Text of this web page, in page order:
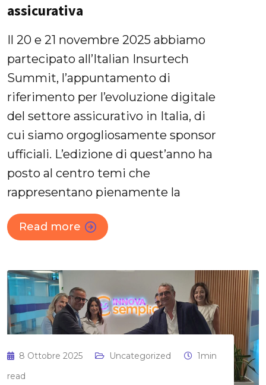
assicurativa
Il 20 e 21 novembre 2025 abbiamo
partecipato all’Italian Insurtech
Summit, l’appuntamento di
riferimento per l’evoluzione digitale
del settore assicurativo in Italia, di
cui siamo orgogliosamente sponsor
ufficiali. L’edizione di quest’anno ha
posto al centro temi che
rappresentano pienamente la
Read more
8 Ottobre 2025 Uncategorized
1min
read